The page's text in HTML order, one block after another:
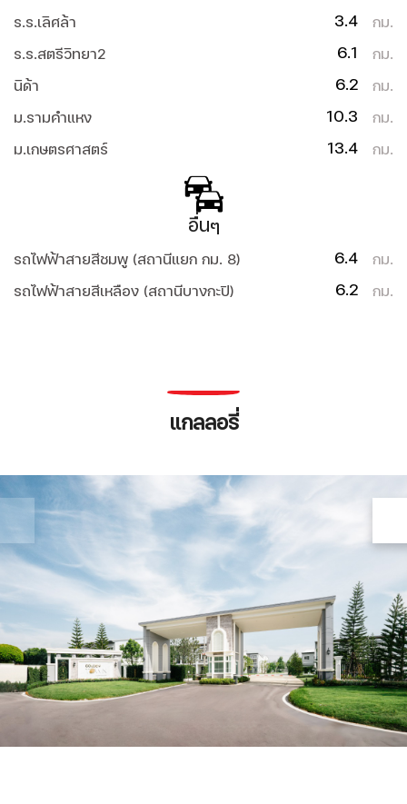
ร.ร.เลิศล้า 3.4 กม.
ร.ร.สตรีวิทยา2 6.1 กม.
นิด้า 6.2 กม.
ม.รามคำแหง 10.3 กม.
ม.เกษตรศาสตร์ 13.4 กม.
อื่นๆ
รถไฟฟ้าสายสีชมพู (สถานีแยก กม. 8) 6.4 กม.
รถไฟฟ้าสายสีเหลือง (สถานีบางกะปิ) 6.2 กม.
แกลลอรี่